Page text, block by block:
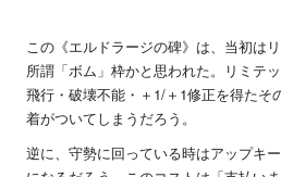
この《エルドラージの碑》は、当初は
所謂「ボム」枠かと思われた。リミテ
飛行・破壊不能・＋1/＋1修正を得たそ
着がついてしまうだろう。
逆に、守勢に回っている時はアップキ